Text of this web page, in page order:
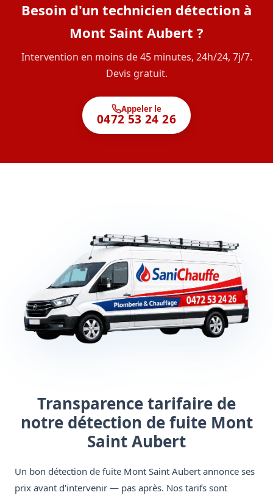
Besoin d'un technicien détection à
Mont Saint Aubert ?
Intervention en moins de 45 minutes, 24h/24, 7j/7.
Devis gratuit.
Appeler le
0472 53 24 26
Transparence tarifaire de
notre détection de fuite Mont
Saint Aubert
Un bon détection de fuite Mont Saint Aubert annonce ses
prix avant d'intervenir — pas après. Nos tarifs sont